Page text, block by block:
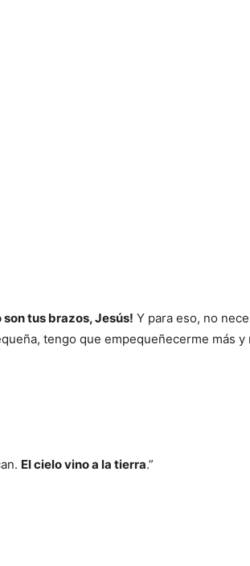
son tus brazos, Jesús! Y para eso, no
tengo que empequeñecerme más y
El cielo vino a la tierra.”